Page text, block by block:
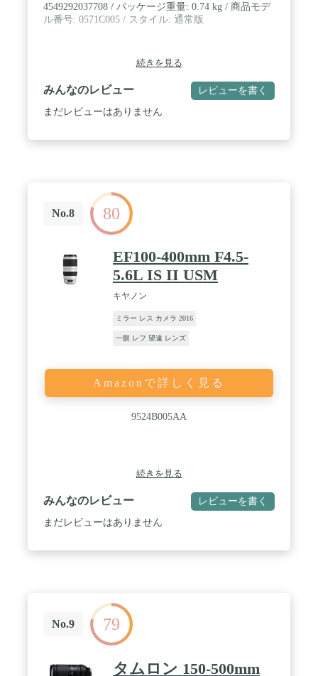
4549292037708 / パッケージ重量: 0.74 kg / 商品モデ
ル番号: 0571C005 / スタイル: 通常版
続きを見る
みんなのレビュー レビューを書く
まだレビューはありません
No.8 80
EF100-400mm F4.5-
5.6L IS II USM
キヤノン
ミラー レス カメラ 2016
一眼 レフ 望遠 レンズ
Amazonで詳しく見る
9524B005AA
続きを見る
みんなのレビュー レビューを書く
まだレビューはありません
No.9 79
タムロン 150-500mm